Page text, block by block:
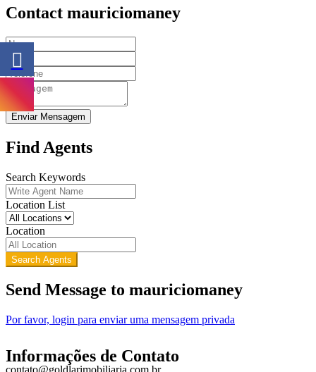
Contact mauriciomaney
Enviar Mensagem
Find Agents
Search Keywords
Location List
Location
Search Agents
Send Message to mauriciomaney
Por favor, login para enviar uma mensagem privada
Informações de Contato